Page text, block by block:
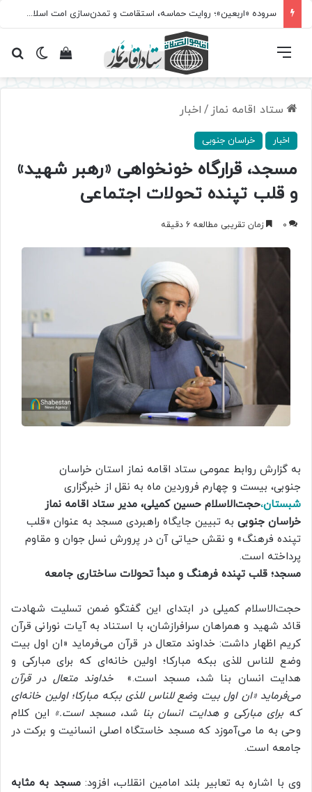
سروده‌ «اربعین»؛ روایت حماسه، استقامت و تمدن‌سازی امت اسلامی
تغییرمشاهده فهرست
ستاد اقامه نماز / اخبار
اخبار خراسان جنوبی
مسجد، قرارگاه خونخواهی «رهبر شهید»
و قلب تپنده تحولات اجتماعی
0 زمان تقریبی مطالعه 6 دقیقه
به گزارش روابط عمومی ستاد اقامه نماز استان خراسان
جنوبی، بیست و چهارم فروردین ماه به نقل از خبرگزاری
شبستان،حجت‌الاسلام حسین کمیلی، مدیر ستاد اقامه نماز
خراسان جنوبی به تبیین جایگاه راهبردی مسجد به عنوان «قلب
تپنده فرهنگ» و نقش حیاتی آن در پرورش نسل جوان و مقاوم
پرداخته است.
مسجد؛ قلب تپنده فرهنگ و مبدأ تحولات ساختاری جامعه
حجت‌الاسلام کمیلی در ابتدای این گفتگو ضمن تسلیت شهادت
قائد شهید و همراهان سرافرازشان، با استناد به آیات نورانی قرآن
کریم اظهار داشت: خداوند متعال در قرآن می‌فرماید «ان اول بیت
وضع للناس للذی ببکه مبارکا؛ اولین خانه‌ای که برای مبارکی و
هدایت انسان بنا شد، مسجد است.»خداوند متعال در قرآن
می‌فرماید «ان اول بیت وضع للناس للذی ببکه مبارکا؛ اولین خانه‌ای
که برای مبارکی و هدایت انسان بنا شد، مسجد است.» این کلام
وحی به ما می‌آموزد که مسجد خاستگاه اصلی انسانیت و برکت در
جامعه است.
وی با اشاره به تعابیر بلند امامین انقلاب، افزود:مسجد به مثابه